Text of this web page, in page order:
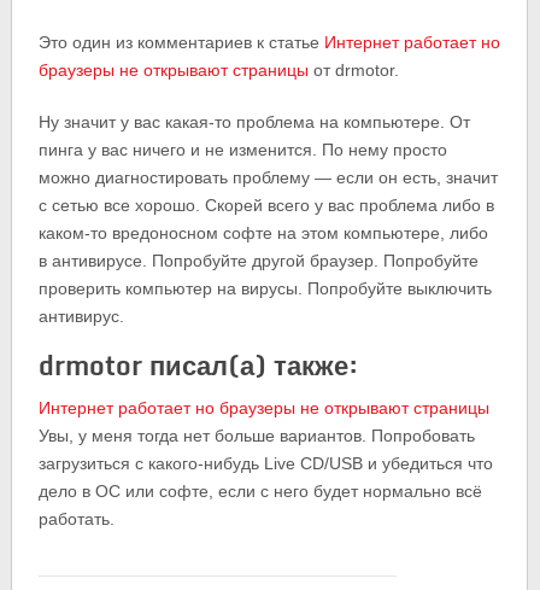
Это один из комментариев к статье Интернет работает но
браузеры не открывают страницы от drmotor.
Ну значит у вас какая-то проблема на компьютере. От
пинга у вас ничего и не изменится. По нему просто
можно диагностировать проблему — если он есть, значит
с сетью все хорошо. Скорей всего у вас проблема либо в
каком-то вредоносном софте на этом компьютере, либо
в антивирусе. Попробуйте другой браузер. Попробуйте
проверить компьютер на вирусы. Попробуйте выключить
антивирус.
drmotor писал(а) также:
Интернет работает но браузеры не открывают страницы
Увы, у меня тогда нет больше вариантов. Попробовать
загрузиться с какого-нибудь Live CD/USB и убедиться что
дело в ОС или софте, если с него будет нормально всё
работать.